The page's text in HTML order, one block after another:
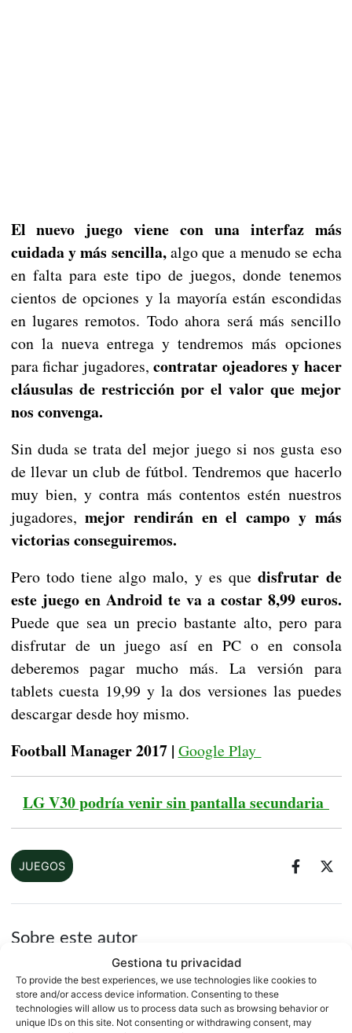
Gestiona tu privacidad
To provide the best experiences, we use technologies like cookies to
store and/or access device information. Consenting to these
technologies will allow us to process data such as browsing behavior or
unique IDs on this site. Not consenting or withdrawing consent, may
El nuevo juego viene con una interfaz más
cuidada y más sencilla,algo que a menudo se echa
en falta para este tipo de juegos, donde tenemos
cientos de opciones y la mayoría están escondidas
en lugares remotos. Todo ahora será más sencillo
con la nueva entrega y tendremos más opciones
para fichar jugadores, contratar ojeadores y hacer
cláusulas de restricción por el valor que mejor
nos convenga.
Sin duda se trata del mejor juego si nos gusta eso
de llevar un club de fútbol. Tendremos que hacerlo
muy bien, y contra más contentos estén nuestros
jugadores, mejor rendirán en el campo y más
victorias conseguiremos.
Pero todo tiene algo malo, y es que disfrutar de
este juego en Android te va a costar 8,99 euros.
Puede que sea un precio bastante alto, pero para
disfrutar de un juego así en PC o en consola
deberemos pagar mucho más. La versión para
tablets cuesta 19,99 y la dos versiones las puedes
descargar desde hoy mismo.
Football Manager 2017 | Google Play
LG V30 podría venir sin pantalla secundaria
JUEGOS
Sobre este autor